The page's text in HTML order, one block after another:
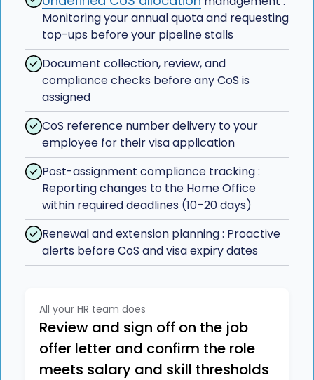
Monitoring your annual quota and requesting
top-ups before your pipeline stalls
Document collection, review, and
compliance checks before any CoS is
assigned
CoS reference number delivery to your
employee for their visa application
Post-assignment compliance tracking :
Reporting changes to the Home Office
within required deadlines (10–20 days)
Renewal and extension planning : Proactive
alerts before CoS and visa expiry dates
All your HR team does
Review and sign off on the job
offer letter and confirm the role
meets salary and skill thresholds